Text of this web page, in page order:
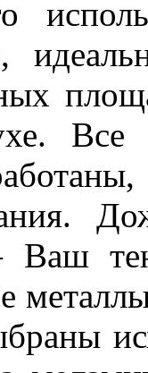
Все